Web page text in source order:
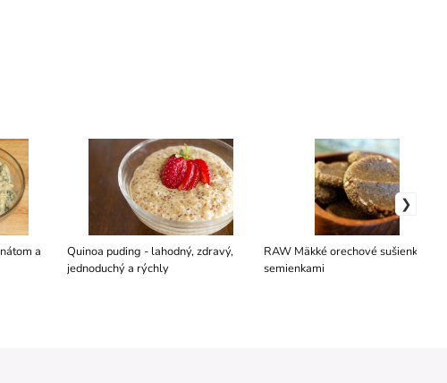
a
Quinoa puding - lahodný, zdravý,
jednoduchý a rýchly
RAW Mäkké orechové sušienky so
semienkami